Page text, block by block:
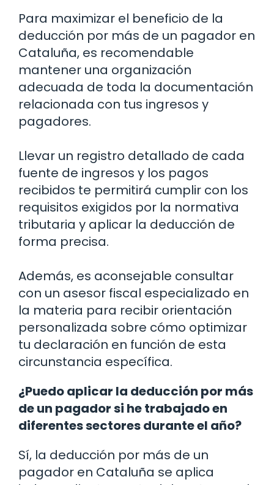
Para maximizar el beneficio de la
deducción por más de un pagador en
Cataluña, es recomendable
mantener una organización
adecuada de toda la documentación
relacionada con tus ingresos y
pagadores.
Llevar un registro detallado de cada
fuente de ingresos y los pagos
recibidos te permitirá cumplir con los
requisitos exigidos por la normativa
tributaria y aplicar la deducción de
forma precisa.
Además, es aconsejable consultar
con un asesor fiscal especializado en
la materia para recibir orientación
personalizada sobre cómo optimizar
tu declaración en función de esta
circunstancia específica.
¿Puedo aplicar la deducción por más
de un pagador si he trabajado en
diferentes sectores durante el año?
Sí, la deducción por más de un
pagador en Cataluña se aplica